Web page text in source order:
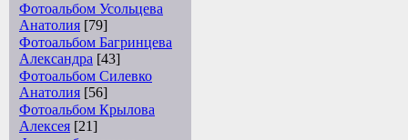
Фотоальбом Усольцева
Анатолия [79]
Фотоальбом Багринцева
Александра [43]
Фотоальбом Силевко
Анатолия [56]
Фотоальбом Крылова
Алексея [21]